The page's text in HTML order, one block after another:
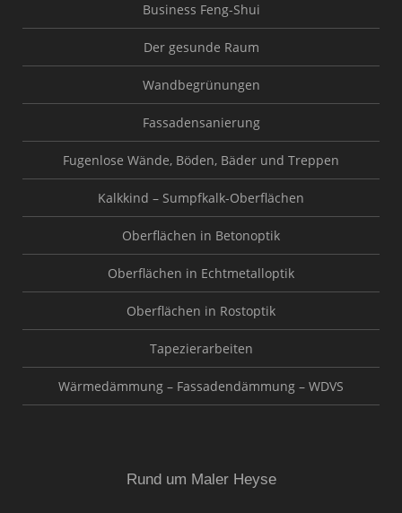
Business Feng-Shui
Der gesunde Raum
Wandbegrünungen
Fassadensanierung
Fugenlose Wände, Böden, Bäder und Treppen
Kalkkind – Sumpfkalk-Oberflächen
Oberflächen in Betonoptik
Oberflächen in Echtmetalloptik
Oberflächen in Rostoptik
Tapezierarbeiten
Wärmedämmung – Fassadendämmung – WDVS
Rund um Maler Heyse